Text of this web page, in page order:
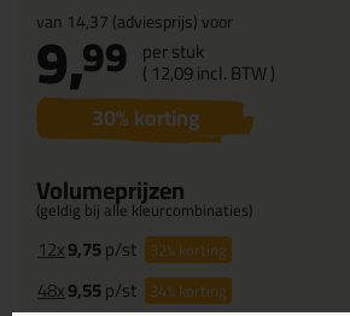
van 14,37(adviesprijs) voor
9,99 per stuk
( 12,09incl. BTW )
30% korting
Volumeprijzen
(geldig bij alle kleurcombinaties)
12x9,75p/st 32%korting
48x9,55p/st 34%korting